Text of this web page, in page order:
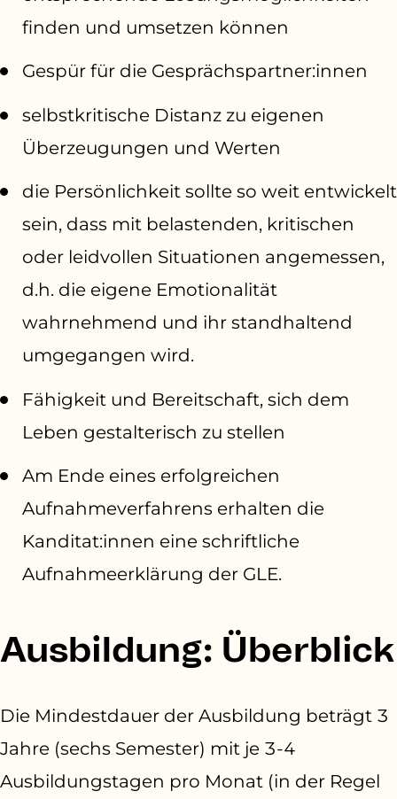
finden und umsetzen können
Gespür für die Gesprächspartner:innen
selbstkritische Distanz zu eigenen
Überzeugungen und Werten
die Persönlichkeit sollte so weit entwickelt
sein, dass mit belastenden, kritischen
oder leidvollen Situationen angemessen,
d.h. die eigene Emotionalität
wahrnehmend und ihr standhaltend
umgegangen wird.
Fähigkeit und Bereitschaft, sich dem
Leben gestalterisch zu stellen
Am Ende eines erfolgreichen
Aufnahmeverfahrens erhalten die
Kanditat:innen eine schriftliche
Aufnahmeerklärung der GLE.
Ausbildung: Überblick
Die Mindestdauer der Ausbildung beträgt 3
Jahre (sechs Semester) mit je 3-4
Ausbildungstagen pro Monat (in der Regel